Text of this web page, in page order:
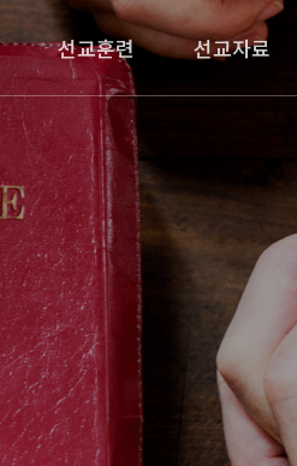
선교훈련 선교자료